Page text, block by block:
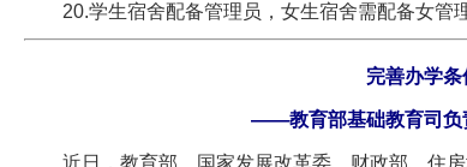
20.学生宿舍配备管理员，女生宿舍需配备女管理
完善办学
——教育部基础教育司负
近日，教育部、国家发展改革委、财政部、住房